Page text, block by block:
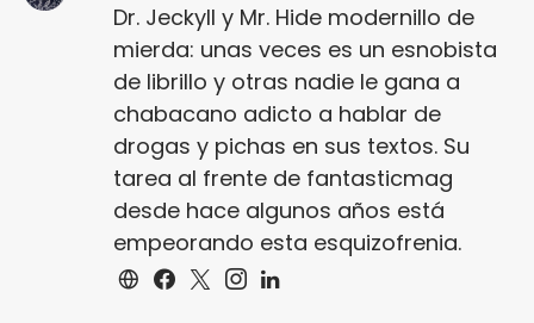
Dr. Jeckyll y Mr. Hide modernillo de
mierda: unas veces es un esnobista
de librillo y otras nadie le gana a
chabacano adicto a hablar de
drogas y pichas en sus textos. Su
tarea al frente de fantasticmag
desde hace algunos años está
empeorando esta esquizofrenia.